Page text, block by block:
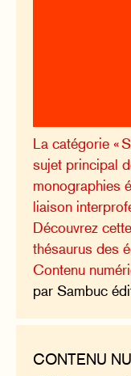
La catégorie «
sujet principal
monographies
liaison
Découvrez
thésaurus des
Contenu
par Sambuc
CONTENU